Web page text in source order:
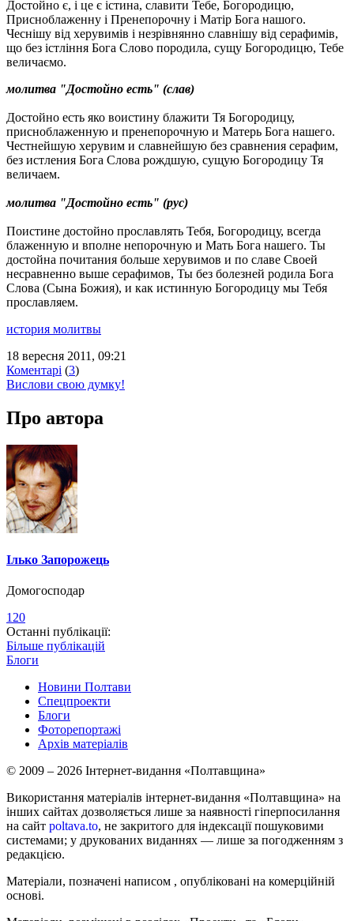
Достойно є, і це є істина, славити Тебе, Богородицю,
Присноблаженну і Пренепорочну і Матір Бога нашого.
Чеснішу від херувимів і незрівнянно славнішу від серафимів,
що без істління Бога Слово породила, сущу Богородицю, Тебе
величаємо.
молитва "Достойно есть" (слав)
Достойно есть яко воистину блажити Тя Богородицу,
присноблаженную и пренепорочную и Матерь Бога нашего.
Честнейшую херувим и славнейшую без сравнения серафим,
без истления Бога Слова рождшую, сущую Богородицу Тя
величаем.
молитва "Достойно есть" (рус)
Поистине достойно прославлять Тебя, Богородицу, всегда
блаженную и вполне непорочную и Мать Бога нашего. Ты
достойна почитания больше херувимов и по славе Своей
несравненно выше серафимов, Ты без болезней родила Бога
Слова (Сына Божия), и как истинную Богородицу мы Тебя
прославляем.
история молитвы
18 вересня 2011, 09:21
Коментарі (3)
Вислови свою думку!
Про автора
Ілько Запорожець
Домогосподар
120
Останні публікації:
Більше публікацій
Блоги
Новини Полтави
Спецпроекти
Блоги
Фоторепортажі
Архів матеріалів
© 2009 – 2026 Інтернет-видання «Полтавщина»
Використання матеріалів інтернет-видання «Полтавщина» на
інших сайтах дозволяється лише за наявності гіперпосилання
на сайт poltava.to, не закритого для індексації пошуковими
системами; у друкованих виданнях — лише за погодженням з
редакцією.
Матеріали, позначені написом , опубліковані на комерційній
основі.